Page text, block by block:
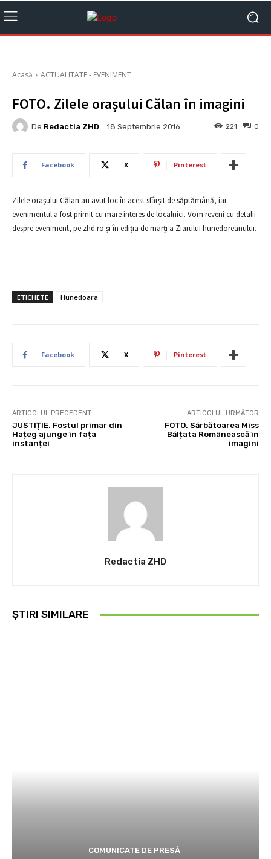
Acasă ACTUALITATE - EVENIMENT
FOTO. Zilele orașului Călan în imagini
De Redactia ZHD 18 Septembrie 2016 0
221
Facebook X Pinterest
Zilele orașului Călan au avut loc în acest sfârșit de săptămână, iar
evenimentul a fost primit cu mare interes de localnici. Vom reveni cu detalii
despre eveniment, pe zhd.ro și în ediția de marți a Ziarului hunedoreanului.
ETICHETE Hunedoara
Facebook X Pinterest
ARTICOLUL PRECEDENT
JUSTIȚIE. Fostul primar din
Hațeg ajunge în fața
instanței
ARTICOLUL URMĂTOR
FOTO. Sărbătoarea Miss
Bălțata Românească în
imagini
Redactia ZHD
ȘTIRI SIMILARE
COMUNICATE DE PRESĂ